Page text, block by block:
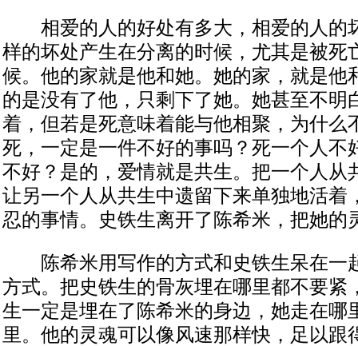
相爱的人的好处有多大，相爱的人的
样的坏处产生在分离的时候，尤其是被死
候。他的家就是他和她。她的家，就是他
的是没有了他，只剩下了她。她甚至不明
着，但若是死意味着能与他相聚，为什么
死，一定是一件不好的事吗？死一个人不
不好？是的，爱情就是共生。把一个人从
让另一个人从共生中遗留下来单独地活着
忍的事情。史铁生离开了陈希米，把她的
陈希米用写作的方式和史铁生呆在一
方式。把史铁生的骨灰埋在哪里都不要紧
生一定是埋在了陈希米的身边，她走在哪
里。他的灵魂可以像风速那样快，足以跟